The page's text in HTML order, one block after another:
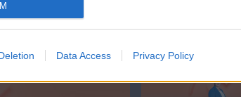
Data Access Privacy Policy